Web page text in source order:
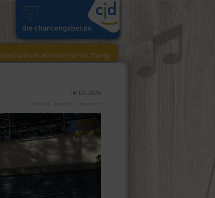
Musikalisch-künstlerischer Zweig
06.08.2026
Kontakt Anfahrt Impressum